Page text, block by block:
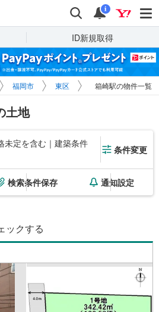
検索 通知
i
ID新規取得
福岡市 東区 箱崎駅の物件一覧
土地
未定を含む｜建築条件
条件変更
検索条件保存 通知設定
ックする